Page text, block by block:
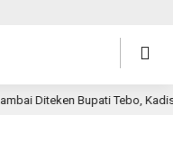
Diteken Bupati Tebo, Kadis